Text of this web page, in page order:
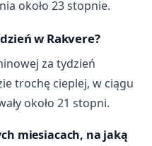
około 23 stopnie.
w Rakvere?
za tydzień
trochę cieplej, w ciągu
około 21 stopni.
miesiacach, na jaką